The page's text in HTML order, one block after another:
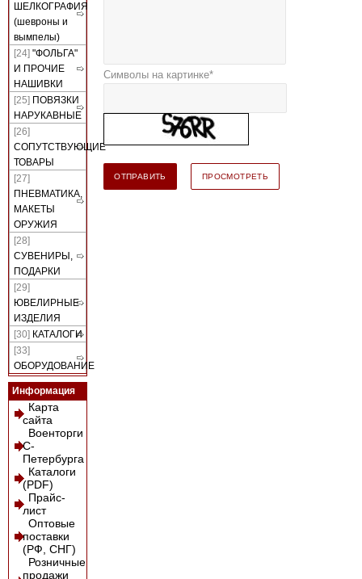
ШЕЛКОГРАФИЯ
(шевроны и
вымпелы)
[24] "ФОЛЬГА"
И ПРОЧИЕ
НАШИВКИ
[25] ПОВЯЗКИ
НАРУКАВНЫЕ
[26]
СОПУТСТВУЮЩИЕ
ТОВАРЫ
[27]
ПНЕВМАТИКА,
МАКЕТЫ
ОРУЖИЯ
[28]
СУВЕНИРЫ,
ПОДАРКИ
[29]
ЮВЕЛИРНЫЕ
ИЗДЕЛИЯ
[30] КАТАЛОГИ
[33]
ОБОРУДОВАНИЕ
Информация
Карта
сайта
Военторги
С-
Петербурга
Каталоги
(PDF)
Прайс-
лист
Оптовые
поставки
(РФ, СНГ)
Розничные
продажи
Символы на картинке*